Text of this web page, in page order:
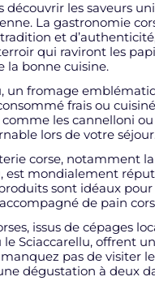
découvrir les saveurs
La gastronomie
et
qui raviront les
la bonne cuisine.
un fromage
frais ou
les cannelloni ou
lors de votre
corse, notamment
est mondialement
sont idéaux
de pain
issus de cépages
le Sciaccarellu, offrent
pas de visiter
dégustation à deux